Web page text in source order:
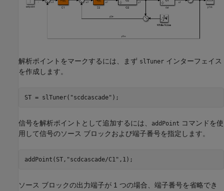
解析ポイントをマークするには、まず slTuner インターフェイス
を作成します。
ST = slTuner( "scdcascade" );
信号を解析ポイントとして追加するには、 addPoint コマンドを使
用して信号のソース ブロックおよび端子番号を指定します。
addPoint(ST, "scdcascade/C1" ,1);
ソース ブロックの出力端子が 1 つの場合、端子番号を省略でき